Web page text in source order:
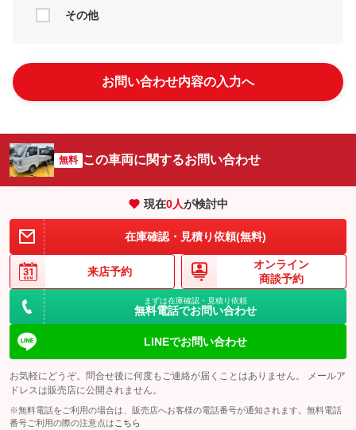
その他
お問い合わせ内容の入力へ
無料 この車両に関するお問い合わせ
現在0人が検討中
在庫確認・見積り依頼(無料)
来店予約
オンライン
商談予約
まずは在庫確認・見積り依頼
無料電話でお問い合わせ
LINEでお問い合わせ
お気軽にどうぞ。問合せ後に何度もご連絡が届くことはありません。 メールア
ドレスは販売店に公開されません。
※無料電話をご利用の場合は、販売店へお客様の電話番号が通知されます。無料電話
番号ご利用の際の注意点は こちら